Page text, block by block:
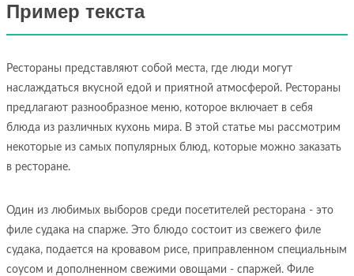
Пример текста
Рестораны представляют собой места, где люди могут
наслаждаться вкусной едой и приятной атмосферой. Рестораны
предлагают разнообразное меню, которое включает в себя
блюда из различных кухонь мира. В этой статье мы рассмотрим
некоторые из самых популярных блюд, которые можно заказать
в ресторане.
Один из любимых выборов среди посетителей ресторана - это
филе судака на спарже. Это блюдо состоит из свежего филе
судака, подается на кровавом рисе, приправленном специальным
соусом и дополненном свежими овощами - спаржей. Филе